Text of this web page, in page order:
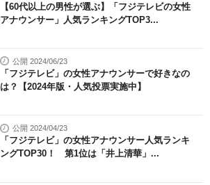
【60代以上の男性が選ぶ】「フジテレビの女性
アナウンサー」人気ランキングTOP3...
公開 2024/06/23
「フジテレビ」の女性アナウンサーで好きなの
は？【2024年版・人気投票実施中】
公開 2024/04/23
「フジテレビ」の女性アナウンサー人気ランキ
ングTOP30！ 第1位は「井上清華」...